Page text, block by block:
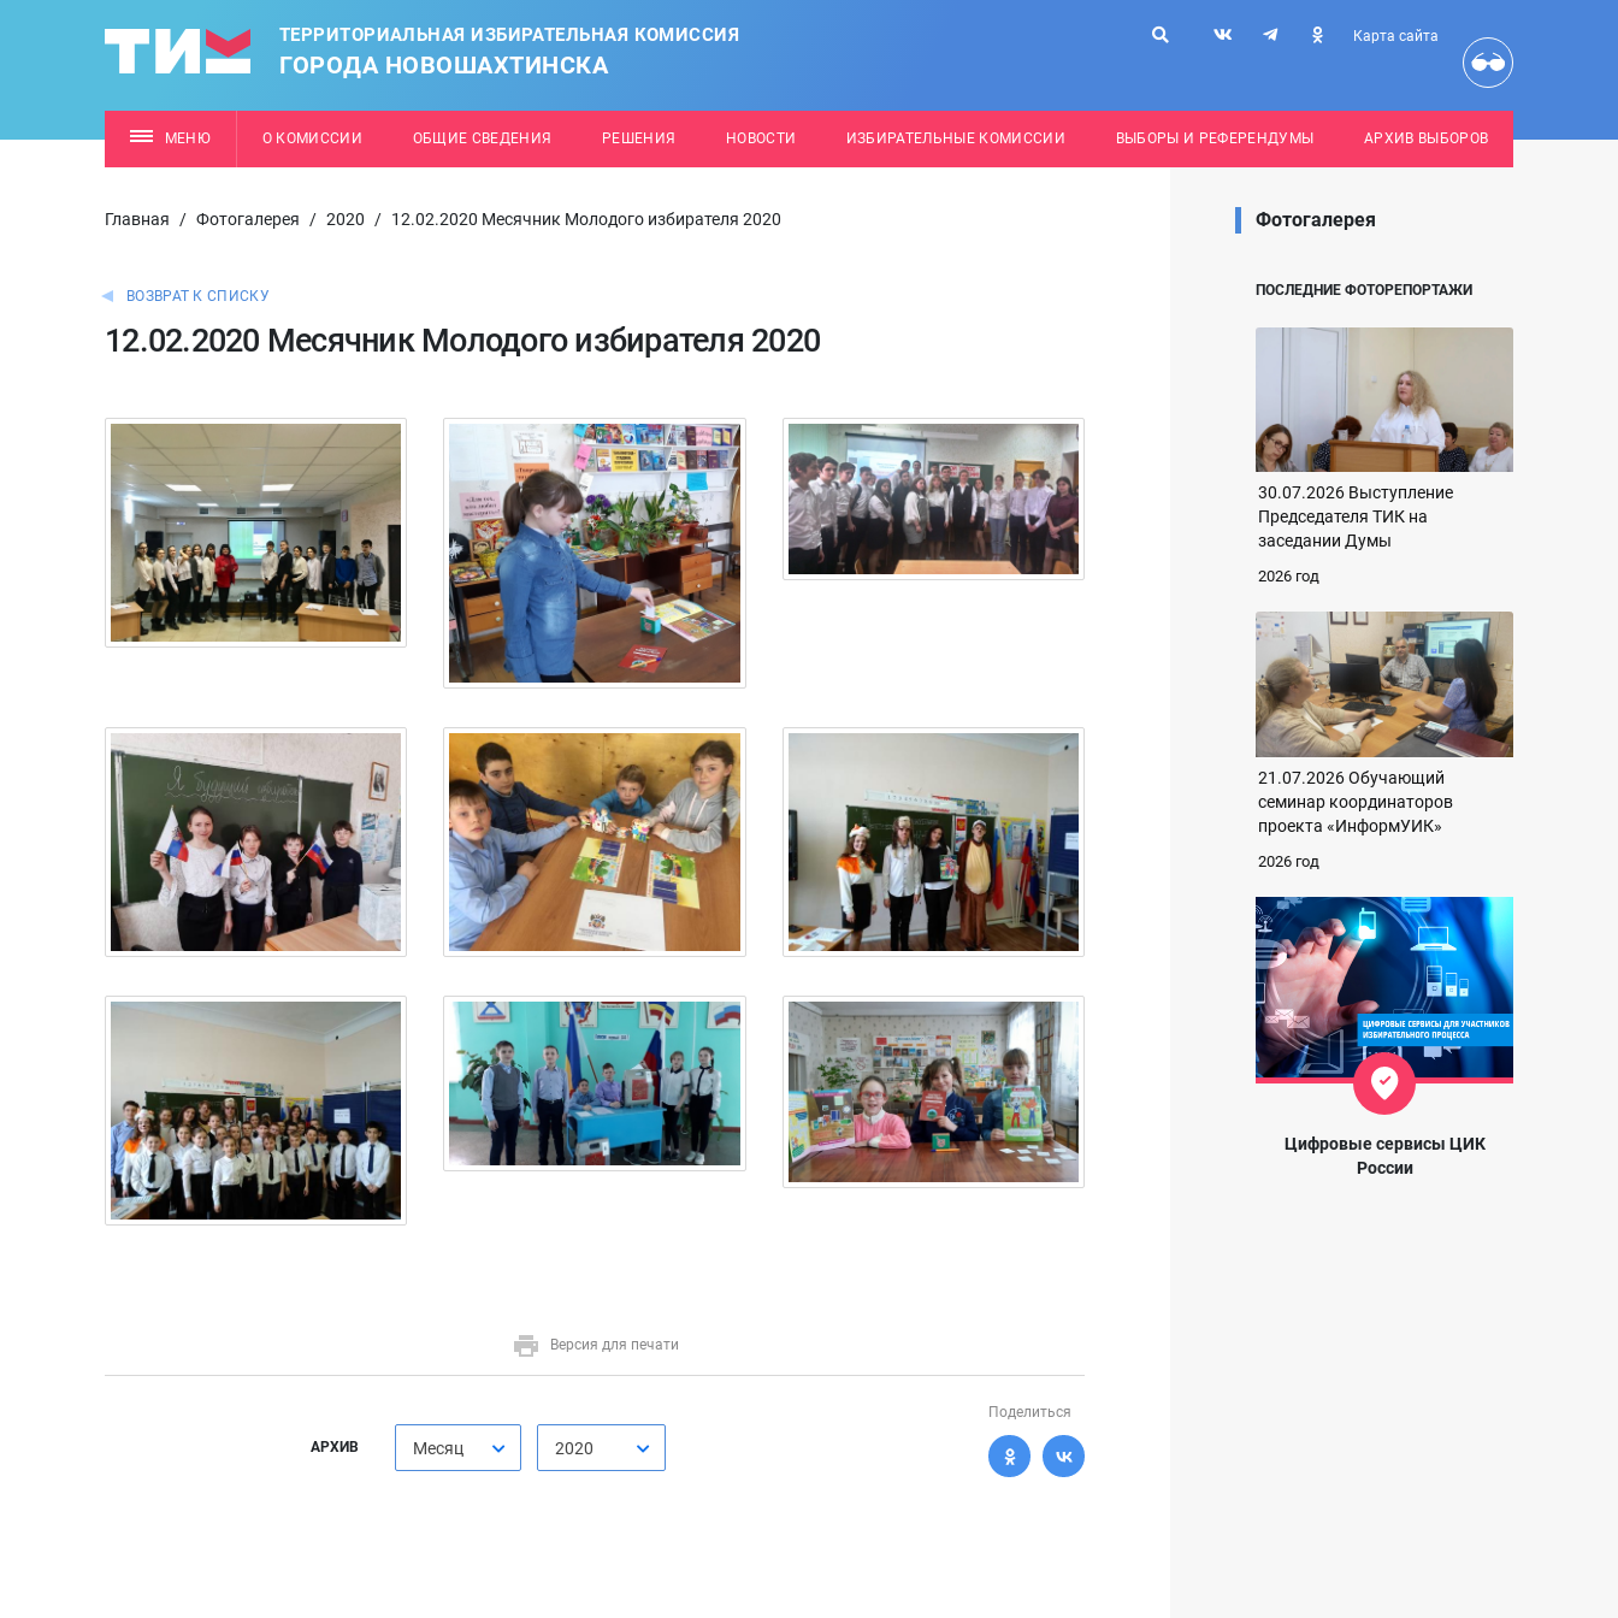
ТЕРРИТОРИАЛЬНАЯ ИЗБИРАТЕЛЬНАЯ КОМИССИЯ
ГОРОДА НОВОШАХТИНСКА
Карта сайта
МЕНЮ О КОМИССИИ ОБЩИЕ СВЕДЕНИЯ РЕШЕНИЯ НОВОСТИ ИЗБИРАТЕЛЬНЫЕ КОМИССИИ ВЫБОРЫ И РЕФЕРЕНДУМЫ АРХИВ ВЫБОРОВ
Главная / Фотогалерея / 2020 / 12.02.2020 Месячник Молодого избирателя 2020
ВОЗВРАТ К СПИСКУ
12.02.2020 Месячник Молодого избирателя 2020
Версия для печати
АРХИВ Месяц 2020
Поделиться
Фотогалерея
ПОСЛЕДНИЕ ФОТОРЕПОРТАЖИ
30.07.2026 Выступление
Председателя ТИК на
заседании Думы
2026 год
21.07.2026 Обучающий
семинар координаторов
проекта «ИнформУИК»
2026 год
Цифровые сервисы ЦИК
России